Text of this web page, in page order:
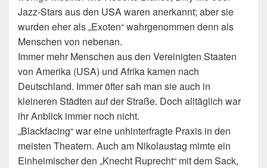
Jazz-Stars aus den USA waren anerkannt; aber sie
wurden eher als „Exoten“ wahrgenommen denn als
Menschen von nebenan.
Immer mehr Menschen aus den Vereinigten Staaten
von Amerika (USA) und Afrika kamen nach
Deutschland. Immer öfter sah man sie auch in
kleineren Städten auf der Straße. Doch alltäglich war
ihr Anblick immer noch nicht.
„Blackfacing“ war eine unhinterfragte Praxis in den
meisten Theatern. Auch am Nikolaustag mimte ein
Einheimischer den „Knecht Ruprecht“ mit dem Sack,